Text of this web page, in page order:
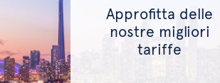
Approfitta delle
nostre migliori
tariffe